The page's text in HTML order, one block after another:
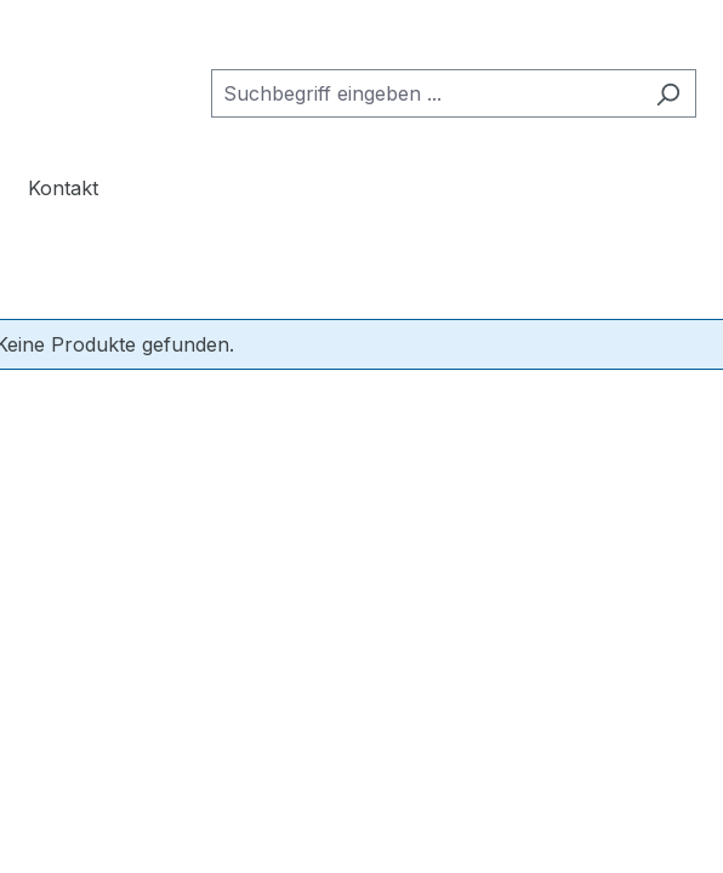
Produkte
das Dropdown der Kategorie Unternehmen
Kontakt
Produkte gefunden.